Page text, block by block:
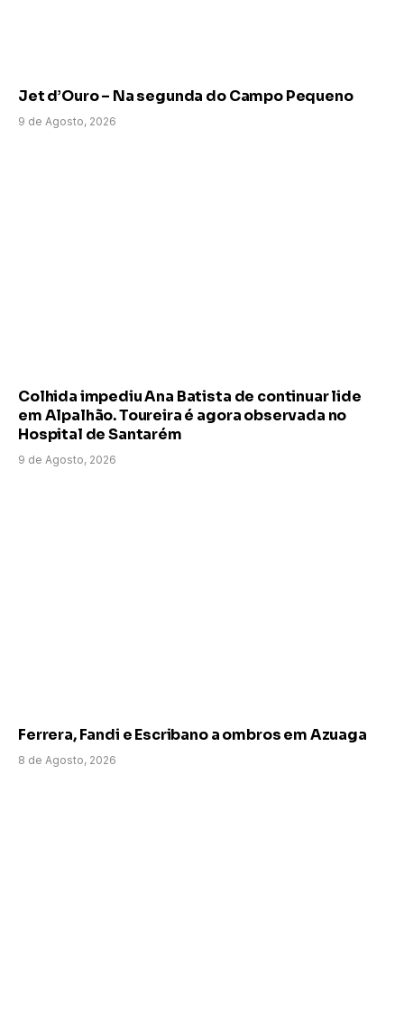
Jet d’Ouro – Na segunda do Campo Pequeno
9 de Agosto, 2026
Colhida impediu Ana Batista de continuar lide
em Alpalhão. Toureira é agora observada no
Hospital de Santarém
9 de Agosto, 2026
Ferrera, Fandi e Escribano a ombros em Azuaga
8 de Agosto, 2026